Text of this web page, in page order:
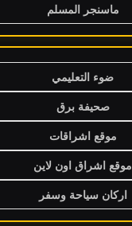
ماسنجر المسلم
ضوء التعليمي
صحيفة برق
موقع اشراقات
موقع اشراق اون لاين
اركان سياحة وسفر